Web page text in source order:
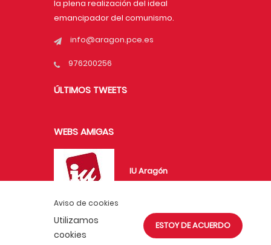
Aviso de cookies
ESTOY DE ACUERDO
Utilizamos
cookies
la plena realización del ideal
emancipador del comunismo.
info@aragon.pce.es
976200256
ÚLTIMOS TWEETS
WEBS AMIGAS
IU Aragón
UJCE en Aragón